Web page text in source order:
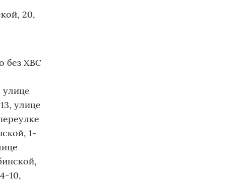
20,
без ХВС
улице
улице
1-
10,